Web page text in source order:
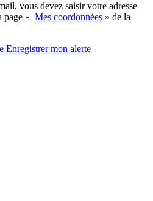
vous devez saisir votre adresse
page « Mes coordonnées » de la
Enregistrermon alerte